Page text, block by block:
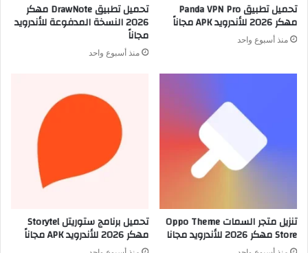
تحميل تطبيق Panda VPN Pro
مهكر 2026 للأندرويد APK مجاناً
منذ أسبوع واحد
تحميل تطبيق DrawNote مهكر
2026 النسخة المدفوعة للأندرويد
مجاناً
منذ أسبوع واحد
تنزيل متجر السمات Oppo Theme
Store مهكر 2026 للأندرويد مجانا
تحميل برنامج ستوريتل Storytel
مهكر 2026 للأندرويد APK مجاناً